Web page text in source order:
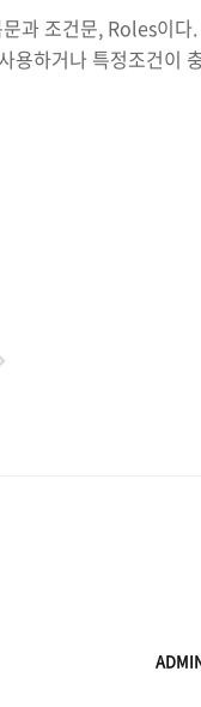
과 조건문, Roles이
용하거나 특정조건이
는 과정이 Terraform